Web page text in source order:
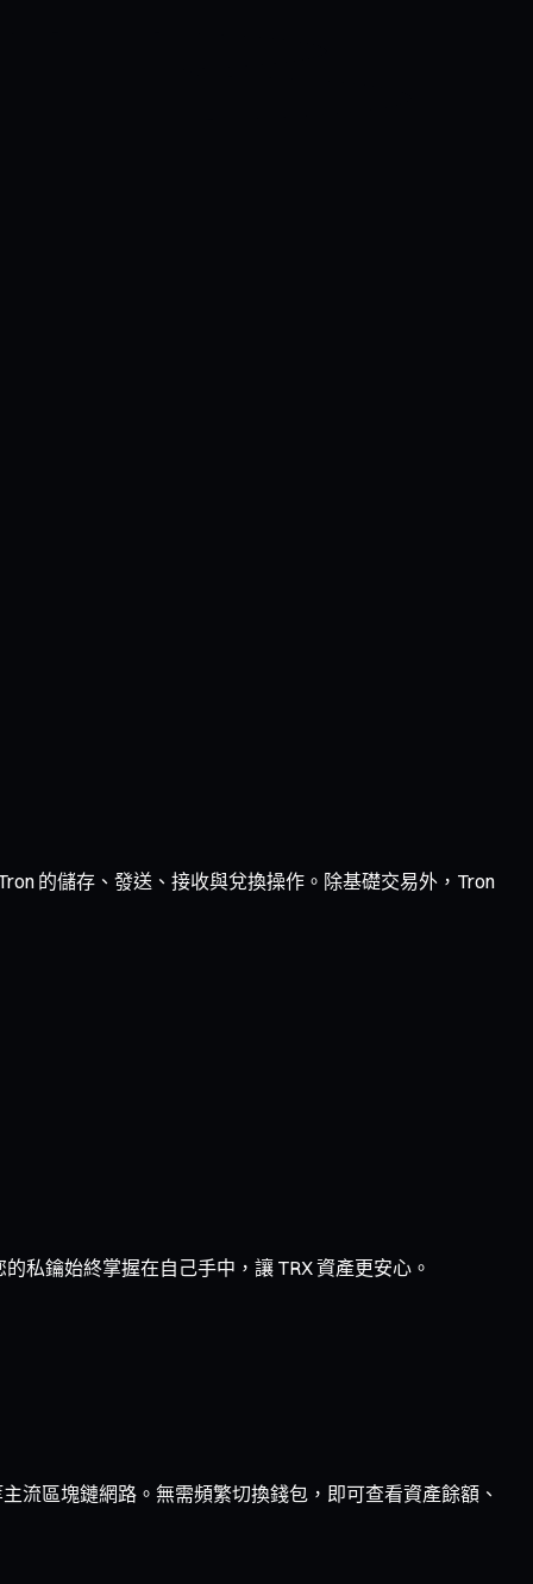
的儲存、發送、接收與兌換操作。除基礎交易外，Tron
私鑰始終掌握在自己手中，讓 TRX 資產更安心。
流區塊鏈網路。無需頻繁切換錢包，即可查看資產餘額、